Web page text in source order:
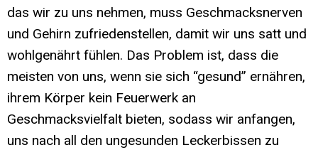
das wir zu uns nehmen, muss Geschmacksnerven
und Gehirn zufriedenstellen, damit wir uns satt und
wohlgenährt fühlen. Das Problem ist, dass die
meisten von uns, wenn sie sich “gesund” ernähren,
ihrem Körper kein Feuerwerk an
Geschmacksvielfalt bieten, sodass wir anfangen,
uns nach all den ungesunden Leckerbissen zu